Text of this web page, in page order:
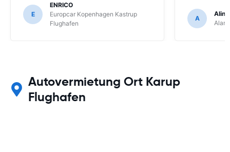
E
ENRICO
Europcar Kopenhagen Kastrup
Flughafen
A
Autovermietung Ort Karup
Flughafen